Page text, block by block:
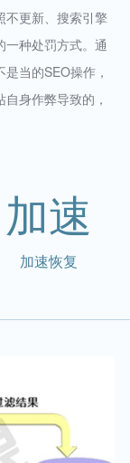
不更新、搜索引擎
种处罚方式。通
当的SEO操作，
身作弊导致的，
加速
加速恢复